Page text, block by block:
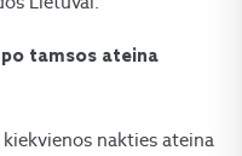
tamsos ateina
nakties ateina